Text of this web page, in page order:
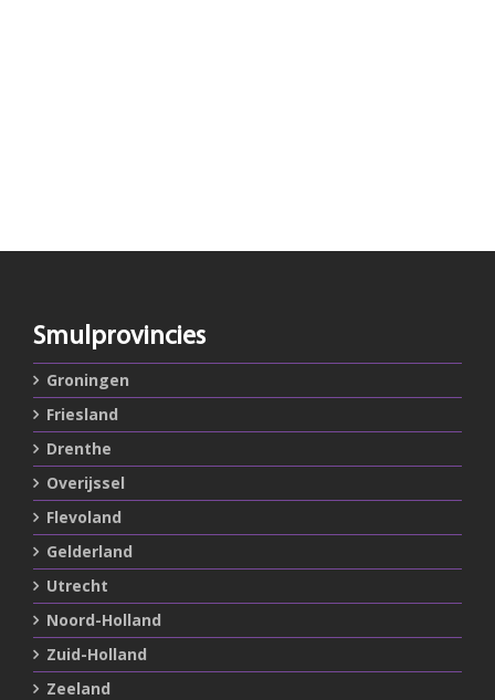
Smulprovincies
Groningen
Friesland
Drenthe
Overijssel
Flevoland
Gelderland
Utrecht
Noord-Holland
Zuid-Holland
Zeeland